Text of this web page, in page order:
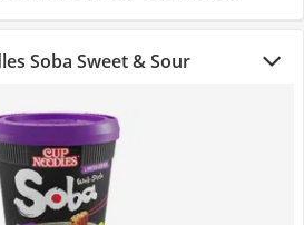
Soba Sweet & Sour